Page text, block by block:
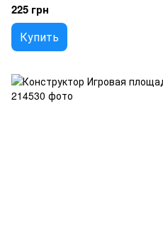
225 грн
Купить